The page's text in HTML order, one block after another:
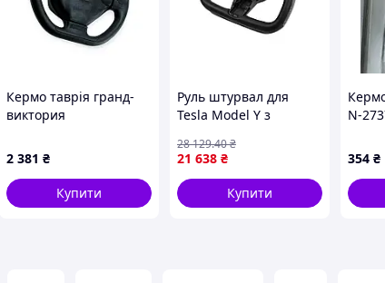
Кермо таврія гранд-
виктория
2 381 ₴
Купити
Руль штурвал для
Tesla Model Y з
карбон стильний
аксесуар для авто
тюнінга.
21 638 ₴
28 129.40₴
Купити
N-
354 ₴